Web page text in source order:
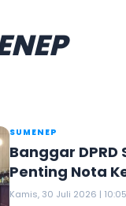
SUMENEP
Banggar
Penting Nota
Kamis, 30 Juli 2026 |